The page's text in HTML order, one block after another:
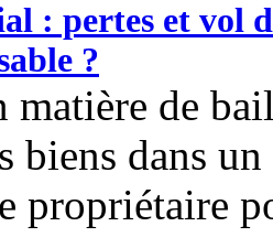
: pertes et vol
?
matière de
biens dans
propriétaire